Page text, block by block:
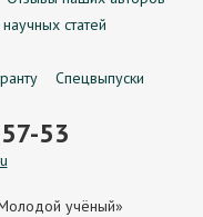
статей
Спецвыпуски
53
учёный»